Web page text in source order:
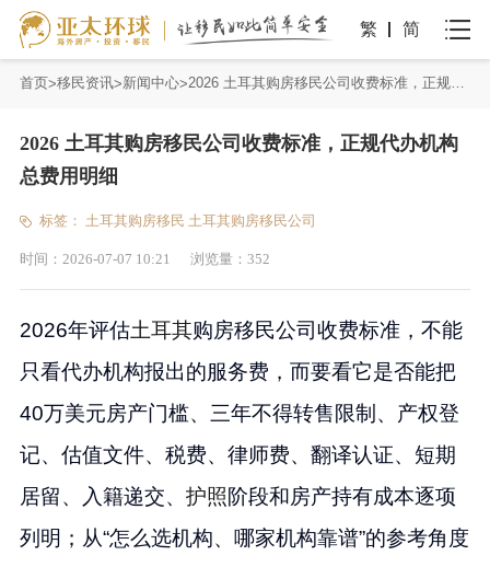
繁 简
首页 移民资讯 新闻中心 2026 土耳其购房移民公司收费标准，正规代办机构总费用明细
2026 土耳其购房移民公司收费标准，正规代办机构
总费用明细
标签： 土耳其购房移民 土耳其购房移民公司
时间： 2026-07-07 10:21 浏览量： 352
2026年评估土耳其购房移民公司收费标准，不能
只看代办机构报出的服务费，而要看它是否能把
40万美元房产门槛、三年不得转售限制、产权登
记、估值文件、税费、律师费、翻译认证、短期
居留、入籍递交、 护照阶段和房产持有成本逐项
列明；从“怎么选机构、哪家机构靠谱”的参考角度